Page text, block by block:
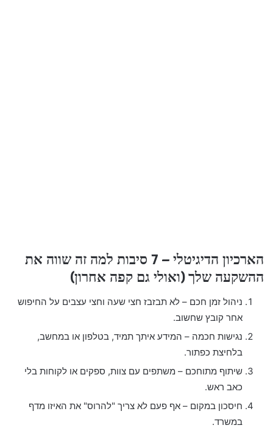
הארכיון הדיגיטלי – 7 סיבות למה זה שווה את
ההשקעה שלך (ואולי גם קפה אחרון)
ניהול זמן חכם – לא תבזבז חצי שעה וחצי עצבים על החיפוש
אחר קובץ שחשוב.
נגישות חכמה – המידע איתך תמיד, בטלפון או במחשב,
בלחיצת כפתור.
שיתוף מתוחכם – משתפים עם צוות, ספקים או לקוחות בלי
כאב ראש.
חיסכון במקום – אף פעם לא צריך "להרוס" את האיזו מדף
במשרד.